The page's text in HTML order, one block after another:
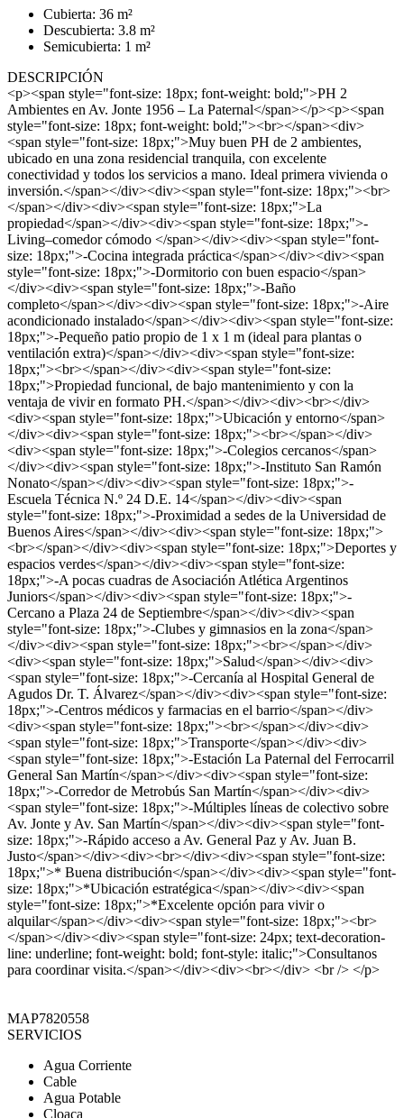
Cubierta: 36 m²
Descubierta: 3.8 m²
Semicubierta: 1 m²
DESCRIPCIÓN
<p><span style="font-size: 18px; font-weight: bold;">PH 2
Ambientes en Av. Jonte 1956 – La Paternal</span></p><p><span
style="font-size: 18px; font-weight: bold;"><br></span><div>
<span style="font-size: 18px;">Muy buen PH de 2 ambientes,
ubicado en una zona residencial tranquila, con excelente
conectividad y todos los servicios a mano. Ideal primera vivienda o
inversión.</span></div><div><span style="font-size: 18px;"><br>
</span></div><div><span style="font-size: 18px;">La
propiedad</span></div><div><span style="font-size: 18px;">-
Living–comedor cómodo </span></div><div><span style="font-
size: 18px;">-Cocina integrada práctica</span></div><div><span
style="font-size: 18px;">-Dormitorio con buen espacio</span>
</div><div><span style="font-size: 18px;">-Baño
completo</span></div><div><span style="font-size: 18px;">-Aire
acondicionado instalado</span></div><div><span style="font-size:
18px;">-Pequeño patio propio de 1 x 1 m (ideal para plantas o
ventilación extra)</span></div><div><span style="font-size:
18px;"><br></span></div><div><span style="font-size:
18px;">Propiedad funcional, de bajo mantenimiento y con la
ventaja de vivir en formato PH.</span></div><div><br></div>
<div><span style="font-size: 18px;">Ubicación y entorno</span>
</div><div><span style="font-size: 18px;"><br></span></div>
<div><span style="font-size: 18px;">-Colegios cercanos</span>
</div><div><span style="font-size: 18px;">-Instituto San Ramón
Nonato</span></div><div><span style="font-size: 18px;">-
Escuela Técnica N.º 24 D.E. 14</span></div><div><span
style="font-size: 18px;">-Proximidad a sedes de la Universidad de
Buenos Aires</span></div><div><span style="font-size: 18px;">
<br></span></div><div><span style="font-size: 18px;">Deportes y
espacios verdes</span></div><div><span style="font-size:
18px;">-A pocas cuadras de Asociación Atlética Argentinos
Juniors</span></div><div><span style="font-size: 18px;">-
Cercano a Plaza 24 de Septiembre</span></div><div><span
style="font-size: 18px;">-Clubes y gimnasios en la zona</span>
</div><div><span style="font-size: 18px;"><br></span></div>
<div><span style="font-size: 18px;">Salud</span></div><div>
<span style="font-size: 18px;">-Cercanía al Hospital General de
Agudos Dr. T. Álvarez</span></div><div><span style="font-size:
18px;">-Centros médicos y farmacias en el barrio</span></div>
<div><span style="font-size: 18px;"><br></span></div><div>
<span style="font-size: 18px;">Transporte</span></div><div>
<span style="font-size: 18px;">-Estación La Paternal del Ferrocarril
General San Martín</span></div><div><span style="font-size:
18px;">-Corredor de Metrobús San Martín</span></div><div>
<span style="font-size: 18px;">-Múltiples líneas de colectivo sobre
Av. Jonte y Av. San Martín</span></div><div><span style="font-
size: 18px;">-Rápido acceso a Av. General Paz y Av. Juan B.
Justo</span></div><div><br></div><div><span style="font-size:
18px;">* Buena distribución</span></div><div><span style="font-
size: 18px;">*Ubicación estratégica</span></div><div><span
style="font-size: 18px;">*Excelente opción para vivir o
alquilar</span></div><div><span style="font-size: 18px;"><br>
</span></div><div><span style="font-size: 24px; text-decoration-
line: underline; font-weight: bold; font-style: italic;">Consultanos
para coordinar visita.</span></div><div><br></div> <br /> </p>
MAP7820558
SERVICIOS
Agua Corriente
Cable
Agua Potable
Cloaca